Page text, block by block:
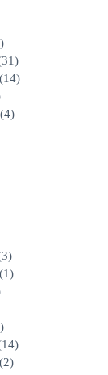
(14)
(4)
(1)
(2)